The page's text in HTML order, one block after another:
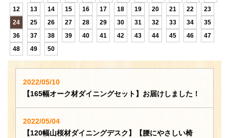
12
13 14 15 16 17 18 19 20 21 22
23
24
25 26 27 28 29 30 31 32 33 34
35
36
37 38 39 40 41 42 43 44 45 46
47
48
49 50
2022/05/10
【165幅オーク材ダイニングセット】お届けしました！
2022/05/04
【120幅山桜材ダイニングデスク】【腰にやさしい椅